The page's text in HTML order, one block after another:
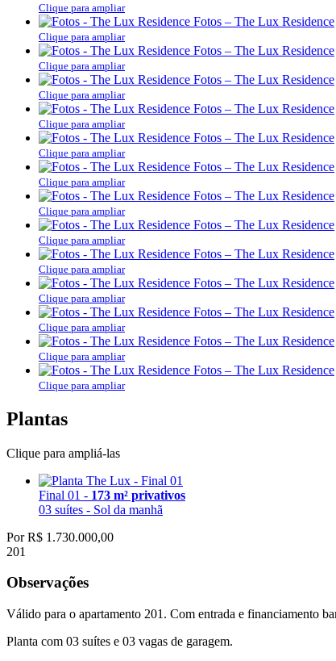
Clique para ampliar
Fotos – The Lux Residence
Clique para ampliar
Fotos – The Lux Residence
Clique para ampliar
Fotos – The Lux Residence
Clique para ampliar
Fotos – The Lux Residence
Clique para ampliar
Fotos – The Lux Residence
Clique para ampliar
Fotos – The Lux Residence
Clique para ampliar
Fotos – The Lux Residence
Clique para ampliar
Fotos – The Lux Residence
Clique para ampliar
Fotos – The Lux Residence
Clique para ampliar
Fotos – The Lux Residence
Clique para ampliar
Fotos – The Lux Residence
Clique para ampliar
Fotos – The Lux Residence
Clique para ampliar
Fotos – The Lux Residence
Clique para ampliar
Plantas
Clique para ampliá-las
Final 01 - 173 m² privativos
03 suítes - Sol da manhã
PorR$ 1.730.000,00
201
Observações
Válido para o apartamento 201. Com entrada e financiamento
Planta com 03 suítes e 03 vagas de garagem.